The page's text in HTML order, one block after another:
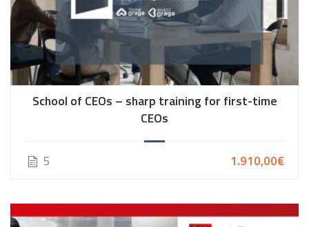
School of CEOs – sharp training for first-time
CEOs
5 1.910,00€